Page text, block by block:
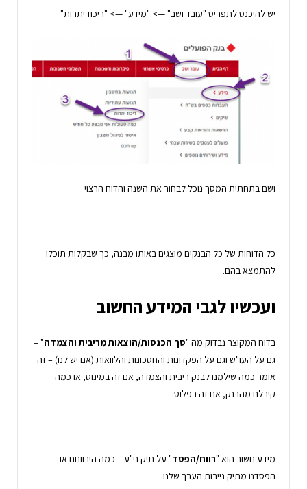
יש להיכנס לתפריט "עובד ושב" —> "מידע" —> "ריכוז יתרות"
ושם בתחתית המסך נוכל לבחור את השנה והדוח הרצוי
כל הדוחות של כל הבנקים מוצגים באותו מבנה, כך שבקלות תוכלו
להתמצא בהם.
ועכשיו לגבי המידע החשוב
בדוח המקוצר נבדוק מה "סך הכנסות/הוצאות מריבית והצמדה" –
גם על העו"ש וגם על הפקדונות והחסכונות והלוואות (אם יש לנו) – זה
אומר כמה שילמנו לבנק ריבית והצמדה, אם זה במינוס, או כמה
קיבלנו מהבנק, אם זה בפלוס.
מידע חשוב הוא "רווח/הפסד" על תיק ני"ע – כמה הירווחנו או
הפסדנו מתיק ניירות הערך שלנו.